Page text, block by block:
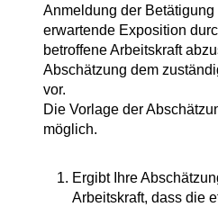
Anmeldung der
erwartende Exposition
betroffene Arbeitskraft
Abschätzung dem
vor.
Die Vorlage der
möglich.
Ergibt Ihre
Arbeitskraft, dass die